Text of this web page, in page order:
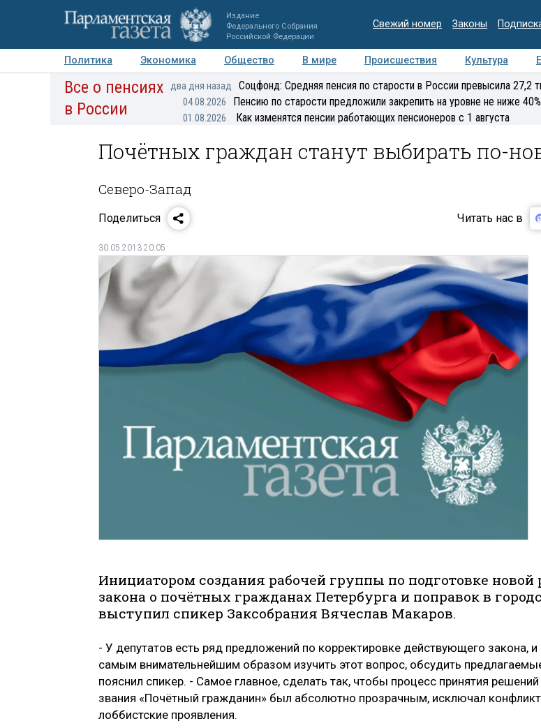
Издание
Федерального Собрания
Российской Федерации
Свежий номер Законы
Политика Экономика Общество В мире Происшествия Культура
Авторы Персоны Мнения Регионы Медиацентр Интервью
Все о пенсиях
в России
два дня назад Соцфонд: Средняя пенсия по старости в России превысила 27,2
04.08.2026 Пенсию по старости предложили закрепить на уровне не ниже
01.08.2026 Как изменятся пенсии работающих пенсионеров с 1 августа
Почётных граждан станут выбирать по-
Северо-Запад
Поделиться Читать нас в
30.05.2013 20:05
Инициатором создания рабочей группы по подготовке новой
закона о почётных гражданах Петербурга и поправок в
выступил спикер Заксобрания Вячеслав Макаров.
- У депутатов есть ряд предложений по корректировке действующего закона,
самым внимательнейшим образом изучить этот вопрос, обсудить
пояснил спикер. - Самое главное, сделать так, чтобы процесс принятия
звания «Почётный гражданин» был абсолютно прозрачным, исключал
лоббистские проявления.